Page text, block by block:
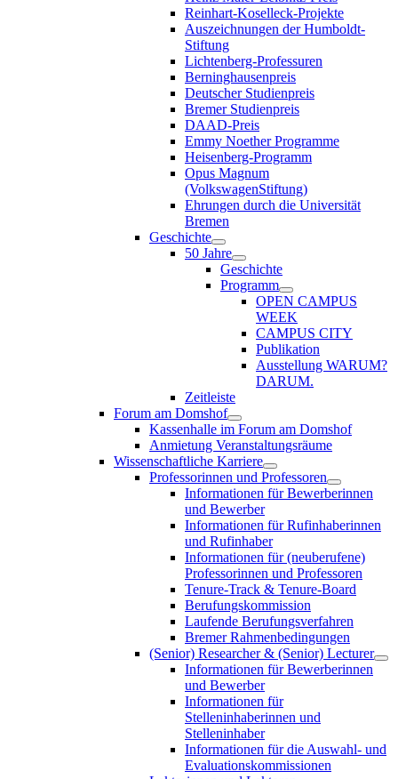
Reinhart-Koselleck-Projekte
Auszeichnungen der Humboldt-
Stiftung
Lichtenberg-Professuren
Berninghausenpreis
Deutscher Studienpreis
Bremer Studienpreis
DAAD-Preis
Emmy Noether Programme
Heisenberg-Programm
Opus Magnum
(VolkswagenStiftung)
Ehrungen durch die Universität
Bremen
Geschichte
50 Jahre
Geschichte
Programm
OPEN CAMPUS
WEEK
CAMPUS CITY
Publikation
Ausstellung WARUM?
DARUM.
Zeitleiste
Forum am Domshof
Kassenhalle im Forum am Domshof
Anmietung Veranstaltungsräume
Wissenschaftliche Karriere
Professorinnen und Professoren
Informationen für Bewerberinnen
und Bewerber
Informationen für Rufinhaberinnen
und Rufinhaber
Informationen für (neuberufene)
Professorinnen und Professoren
Tenure-Track & Tenure-Board
Berufungskommission
Laufende Berufungsverfahren
Bremer Rahmenbedingungen
(Senior) Researcher & (Senior) Lecturer
Informationen für Bewerberinnen
und Bewerber
Informationen für
Stelleninhaberinnen und
Stelleninhaber
Informationen für die Auswahl- und
Evaluationskommissionen